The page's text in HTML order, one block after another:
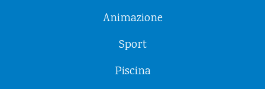
Animazione
Sport
Piscina